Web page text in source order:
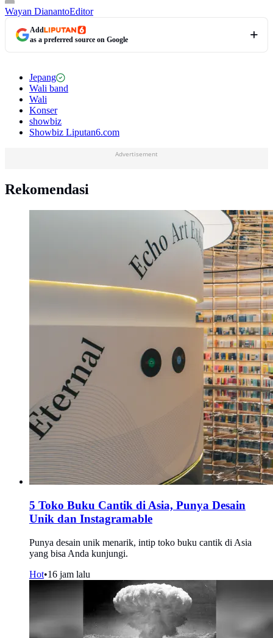
Wayan DianantoEditor
Add
as a preferred source on Google
Jepang
Wali band
Wali
Konser
showbiz
Showbiz Liputan6.com
Advertisement
Rekomendasi
5 Toko Buku Cantik di Asia, Punya Desain
Unik dan Instagramable
Punya desain unik menarik, intip toko buku cantik di Asia
yang bisa Anda kunjungi.
Hot•16 jam lalu